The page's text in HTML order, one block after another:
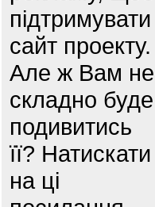
підтримувати
сайт проекту.
Але ж Вам не
складно буде
подивитись
її? Натискати
на ці